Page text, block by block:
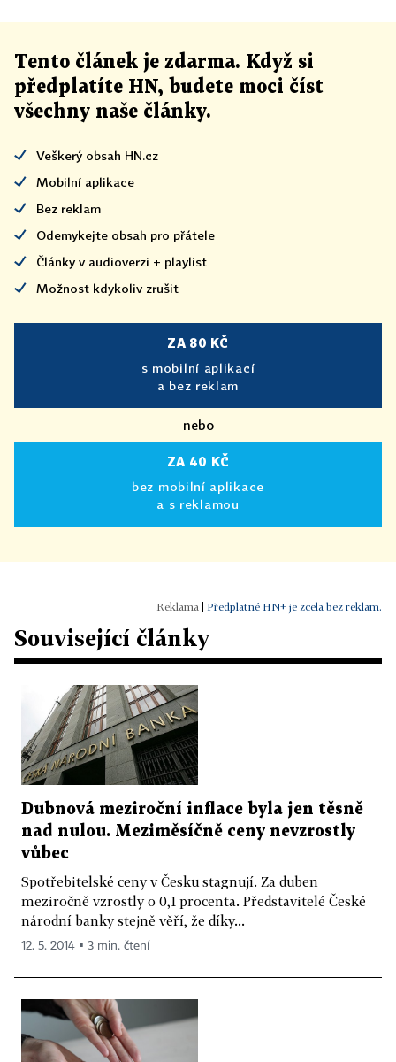
Tento článek je zdarma. Když si
předplatíte HN, budete moci číst
všechny naše články.
Veškerý obsah HN.cz
Mobilní aplikace
Bez reklam
Odemykejte obsah pro přátele
Články v audioverzi + playlist
Možnost kdykoliv zrušit
ZA 80 KČ
s mobilní aplikací
a bez reklam
nebo
ZA 40 KČ
bez mobilní aplikace
a s reklamou
Předplatné HN+ je zcela bez reklam.
Související články
Dubnová meziroční inflace byla jen těsně
nad nulou. Meziměsíčně ceny nevzrostly
vůbec
Spotřebitelské ceny v Česku stagnují. Za duben
meziročně vzrostly o 0,1 procenta. Představitelé České
národní banky stejně věří, že díky...
12. 5. 2014 ▪ 3 min. čtení